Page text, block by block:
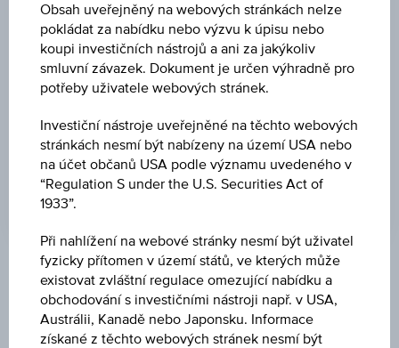
MAXIMUM
-
MINIMUM
-
POSLEDNÍ AKTUALIZACE
Tržní data
No data found
Obsah uveřejněný na webových stránkách nelze
pokládat za nabídku nebo výzvu k úpisu nebo
koupi investičních nástrojů a ani za jakýkoliv
smluvní závazek. Dokument je určen výhradně pro
potřeby uživatele webových stránek.
Investiční nástroje uveřejněné na těchto webových
stránkách nesmí být nabízeny na území USA nebo
na účet občanů USA podle významu uvedeného v
“Regulation S under the U.S. Securities Act of
1933”.
Při nahlížení na webové stránky nesmí být uživatel
fyzicky přítomen v území států, ve kterých může
existovat zvláštní regulace omezující nabídku a
obchodování s investičními nástroji např. v USA,
Austrálii, Kanadě nebo Japonsku. Informace
získané z těchto webových stránek nesmí být